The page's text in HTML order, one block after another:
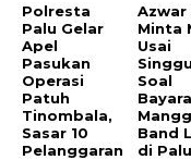
Polresta
Palu Gelar
Apel
Pasukan
Operasi
Patuh
Tinombala,
Sasar 10
Pelanggaran
Azwar
Minta
Usai
Soal
Band
di Palu